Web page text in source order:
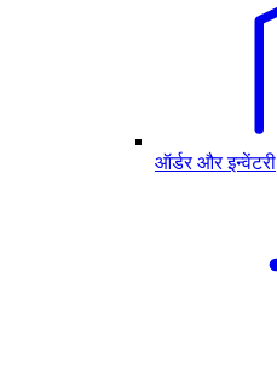
ऑर्डर और इन्वेंटरी